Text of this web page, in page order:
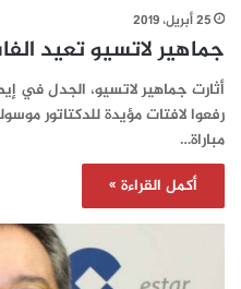
25 أبريل، 2019
جماهير لاتسيو تعيد
أثارت جماهير لاتسيو، الجدل في
رفعوا لافتات مؤيدة للدكتاتور
مباراة…
أكمل القراءة »